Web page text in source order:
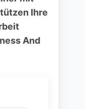
Ihre
And